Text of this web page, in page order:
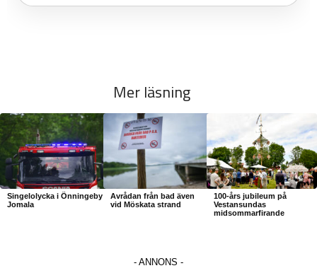
Mer läsning
Singelolycka i Önningeby
Jomala
Avrådan från bad även
vid Möskata strand
100-års jubileum på
Vestansundas
midsommarfirande